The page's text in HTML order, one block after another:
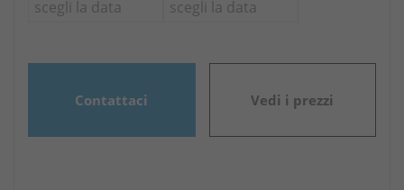
Contattaci Vedi i prezzi